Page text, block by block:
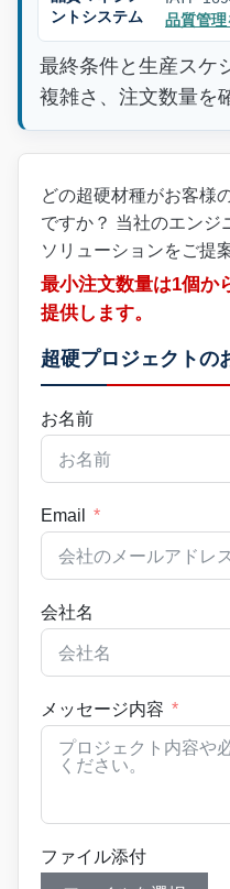
ントシステム
品質管理
最終条件と生産スケ
複雑さ、注文数量を
どの超硬材種がお客様
ですか？ 当社のエンジ
ソリューションをご提
最小注文数量は1個か
提供します。
超硬プロジェクトの
お名前
Email
会社名
メッセージ内容
ファイル添付